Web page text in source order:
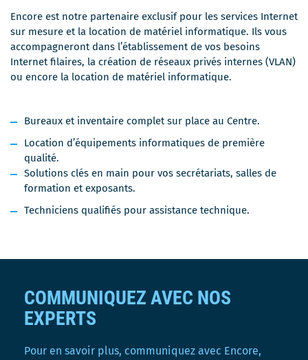
Encore est notre partenaire exclusif pour les services Internet
sur mesure et la location de matériel informatique. Ils vous
accompagneront dans l’établissement de vos besoins
Internet filaires, la création de réseaux privés internes (VLAN)
ou encore la location de matériel informatique.
Bureaux et inventaire complet sur place au Centre.
Location d’équipements informatiques de première
qualité.
Solutions clés en main pour vos secrétariats, salles de
formation et exposants.
Techniciens qualifiés pour assistance technique.
COMMUNIQUEZ AVEC NOS
EXPERTS
Pour en savoir plus, communiquez avec Encore,